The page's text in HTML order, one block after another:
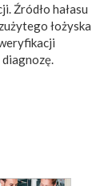
Źródło hałasu
łożyska